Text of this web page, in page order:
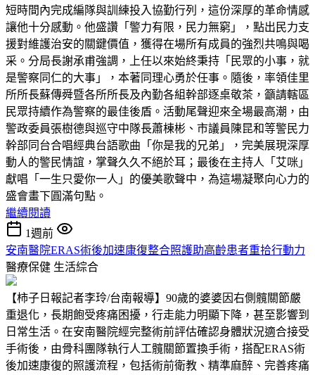
短時間內完成編隊與訓練投入協勤行列，這份深厚的革命情感
讓他十分感動。他盛讚「警力有限，民力無窮」，點出民力支
援對維護治安的關鍵價值，獲得在場所有成員的強烈共鳴與喝
采。分局長謝承甫強調，上任以來始終秉持「民眾的小事，就
是警察同仁的大事」，本著同理心勇於任事。隨後，率領佳里
所所長蘇傳舜暨各所所長及內勤各組幹部逐桌敬茶，籲請轄區
民眾持續作為警察的最佳後盾。活動尾聲迎來全場最高潮，由
警政委員張樹德與巡守中隊長蕭棟彬、市議員陳昆和等警民力
幹部同台合唱經典台語歌曲「你是我的兄弟」，完美展現深厚
動人的警民情誼，掌聲久久不絕於耳；最後在主持人「艾咪」
獻唱「一生只愛你一人」的優美歌聲中，為這場凝聚向心力的
盛會畫下圓滿句點。
繼續閱讀
1週前
安南醫院ERAS術後加速康復整合照護助高齡患者重拾行動力
醫療保健 生活綜合
【柿子日報記者李玲/台南報導】90歲的婆婆因右側髖關節嚴
重退化，長期飽受疼痛困擾，行走能力明顯下降，甚至影響到
日常生活。在安南醫院經完整術前評估確認身體狀況適合接受
手術後，由骨科團隊執行人工髖關節置換手術，搭配ERAS術
後加速康復的照護流程，包括術前衛教、精準麻醉、完善疼痛